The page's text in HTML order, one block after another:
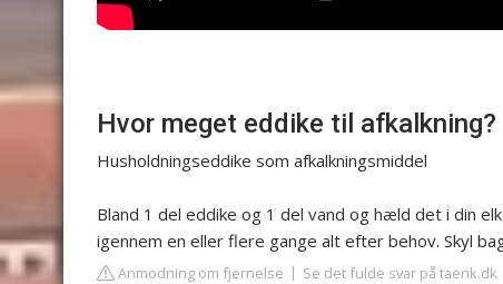
Hvor meget eddike til afkalkning?
Husholdningseddike som afkalkningsmiddel
Bland 1 del eddike og 1 del vand og hæld det i din
igennem en eller flere gange alt efter behov. Skyl
Anmodning om fjernelse Se det fulde svar på taenk.dk